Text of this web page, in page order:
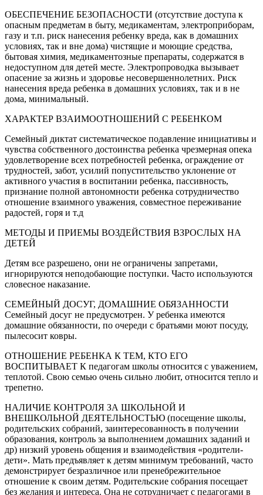
ОБЕСПЕЧЕНИЕ БЕЗОПАСНОСТИ (отсутствие доступа к
опасным предметам в быту, медикаментам, электроприборам,
газу и т.п. риск нанесения ребенку вреда, как в домашних
условиях, так и вне дома) чистящие и моющие средства,
бытовая химия, медикаментозные препараты, содержатся в
недоступном для детей месте. Электропроводка вызывает
опасение за жизнь и здоровье несовершеннолетних. Риск
нанесения вреда ребенка в домашних условиях, так и в не
дома, минимальный.
ХАРАКТЕР ВЗАИМООТНОШЕНИЙ С РЕБЕНКОМ
Семейный диктат систематическое подавление инициативы и
чувства собственного достоинства ребенка чрезмерная опека
удовлетворение всех потребностей ребенка, ограждение от
трудностей, забот, усилий попустительство уклонение от
активного участия в воспитании ребенка, пассивность,
признание полной автономности ребенка сотрудничество
отношение взаимного уважения, совместное переживание
радостей, горя и т.д
МЕТОДЫ И ПРИЕМЫ ВОЗДЕЙСТВИЯ ВЗРОСЛЫХ НА
ДЕТЕЙ
Детям все разрешено, они не ограничены запретами,
игнорируются неподобающие поступки. Часто используются
словесное наказание.
СЕМЕЙНЫЙ ДОСУГ, ДОМАШНИЕ ОБЯЗАННОСТИ
Семейный досуг не предусмотрен. У ребенка имеются
домашние обязанности, по очереди с братьями моют посуду,
пылесосит ковры.
ОТНОШЕНИЕ РЕБЕНКА К ТЕМ, КТО ЕГО
ВОСПИТЫВАЕТ К педагогам школы относится с уважением,
теплотой. Свою семью очень сильно любит, относится тепло и
трепетно.
НАЛИЧИЕ КОНТРОЛЯ ЗА ШКОЛЬНОЙ И
ВНЕШКОЛЬНОЙ ДЕЯТЕЛЬНОСТЬЮ (посещение школы,
родительских собраний, заинтересованность в получении
образования, контроль за выполнением домашних заданий и
др) низкий уровень общения и взаимодействия «родители-
дети». Мать предъявляет к детям минимум требований, часто
демонстрирует безразличное или пренебрежительное
отношение к своим детям. Родительские собрания посещает
без желания и интереса. Она не сотрудничает с педагогами в